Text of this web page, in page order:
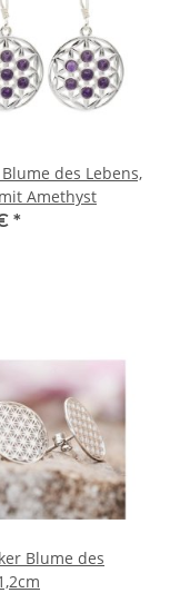
des Lebens,
Amethyst
*
Blume des